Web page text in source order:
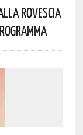
Rovescia